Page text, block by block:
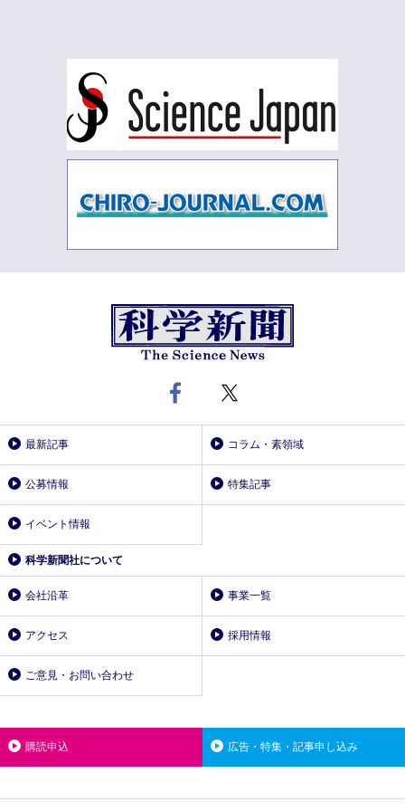
最新記事 コラム・素領域
公募情報 特集記事
イベント情報
科学新聞社について
会社沿革 事業一覧
アクセス 採用情報
ご意見・お問い合わせ
購読申込 広告・特集・記事申し込み